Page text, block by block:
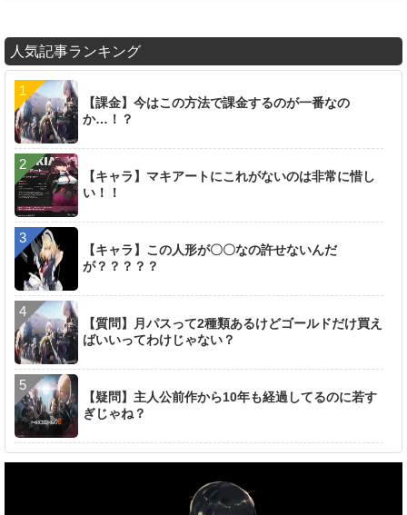
人気記事ランキング
【課金】今はこの方法で課金するのが一番なの
か…！？
【キャラ】マキアートにこれがないのは非常に惜し
い！！
【キャラ】この人形が〇〇なの許せないんだ
が？？？？？
【質問】月パスって2種類あるけどゴールドだけ買え
ばいいってわけじゃない？
【疑問】主人公前作から10年も経過してるのに若す
ぎじゃね？